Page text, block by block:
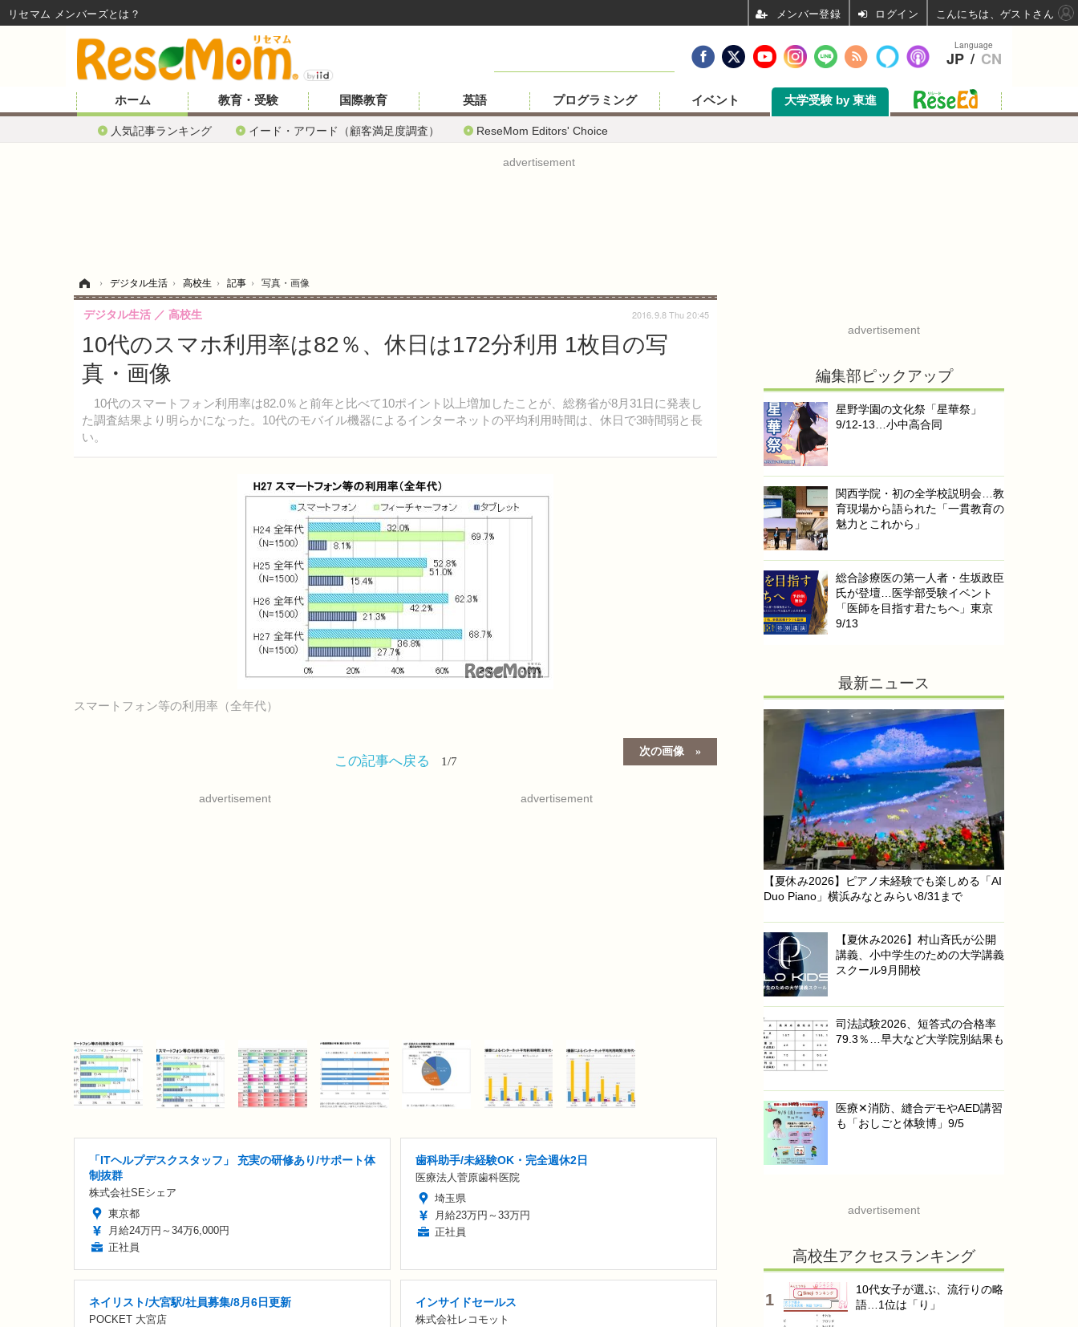
ホーム
人気記事ランキング イード・アワード（顧客満足度調査） ReseMom Editors' Choice
教育・受験 国際教育 英語 プログラミング イベント 大学受験 by 東進
advertisement
› デジタル生活 › 高校生 › 記事 › 写真・画像
10代のスマホ利用率は82％、休日は172分利用 1枚目の写
真・画像
10代のスマートフォン利用率は82.0％と前年と比べて10ポイント以上増加したことが、総務省が8月31日に発表し
た調査結果より明らかになった。10代のモバイル機器によるインターネットの平均利用時間は、休日で3時間弱と長
い。
デジタル生活 高校生 2016.9.8 Thu 20:45
スマートフォン等の利用率（全年代）
次の画像
この記事へ戻る 1/7
advertisement advertisement
「ITヘルプデスクスタッフ」 充実の研修あり/サポート体
制抜群
株式会社SEシェア
東京都
月給24万円～34万6,000円
正社員
歯科助手/未経験OK・完全週休2日
医療法人菅原歯科医院
埼玉県
月給23万円～33万円
正社員
ネイリスト/大宮駅/社員募集/8月6日更新
POCKET 大宮店
インサイドセールス
株式会社レコモット
advertisement
編集部ピックアップ
星野学園の文化祭「星華祭」
9/12-13…小中高合同
関西学院・初の全学校説明会…教
育現場から語られた「一貫教育の
魅力とこれから」
総合診療医の第一人者・生坂政臣
氏が登壇…医学部受験イベント
「医師を目指す君たちへ」東京
9/13
最新ニュース
【夏休み2026】ピアノ未経験でも楽しめる「AI
Duo Piano」横浜みなとみらい8/31まで
【夏休み2026】村山斉氏が公開
講義、小中学生のための大学講義
スクール9月開校
司法試験2026、短答式の合格率
79.3％…早大など大学院別結果も
医療✕消防、縫合デモやAED講習
も「おしごと体験博」9/5
advertisement
高校生アクセスランキング
10代女子が選ぶ、流行りの略
語…1位は「り」
Language
JP / CN
リセマム メンバーズ ログイン こんにちは、ゲストさん